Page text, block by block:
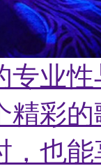
专业
精彩
，也